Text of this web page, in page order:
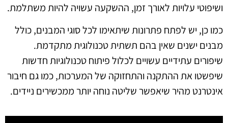
ושיפוטי עלויות לאורך זמן, ההשקעה עשויה להיות משתלמת.
כמו כן, יש לפתח פתרונות שיתאימו לכל סוגי המבנים, כולל
מבנים ישנים שאין בהם תשתית טכנולוגית מתקדמת.
שיפורים עתידיים עשויים לכלול פיתוח טכנולוגיות חדשות
שיפשטו את ההתקנה והתחזוקה של המערכות, כמו גם חיבור
אינטרנט מהיר שיאפשר שליטה נוחה יותר ממכשירים ניידים.